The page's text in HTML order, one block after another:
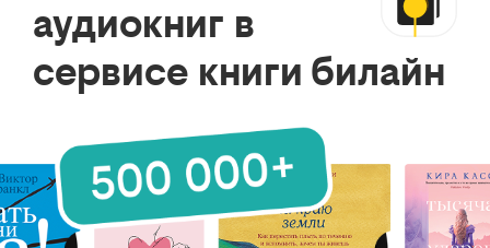
аудиокниг в
сервисе книги билайн